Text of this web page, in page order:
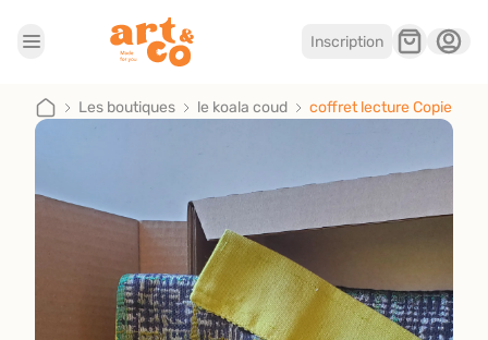
Inscription
Les boutiques
Je suis artisan
Les boutiques le koala coud coffret lecture Copie